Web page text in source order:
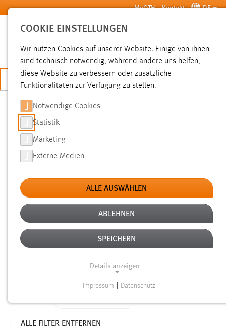
Zum Hauptinhalt springen MyOTH Kontakt DE
SUCHE
JETZT BEWERBEN
SUCHE
FILTER
Typ
Erstellungsdatum
Alter
Aktive Filter:
ALLE FILTER ENTFERNEN
COOKIE EINSTELLUNGEN
Wir nutzen Cookies auf unserer Website. Einige von ihnen
sind technisch notwendig, während andere uns helfen,
diese Website zu verbessern oder zusätzliche
Funktionalitäten zur Verfügung zu stellen.
Notwendige Cookies
Statistik
Marketing
Externe Medien
ALLE AUSWÄHLEN
ABLEHNEN
SPEICHERN
Details anzeigen
Funktionen und sind für die einwandfreie Funktion der
Impressum Datenschutz